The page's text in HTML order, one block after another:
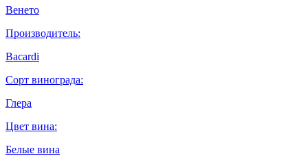
Венето
Производитель:
Bacardi
Сорт винограда:
Глера
Цвет вина:
Белые вина